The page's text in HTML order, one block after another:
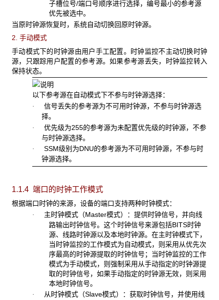
子槽位号/端口号顺序进行选择，编号最小的参考源
优先被选中。
当原时钟源恢复时，系统自动切换回原时钟源。
2. 手动模式
手动模式下的时钟源由用户手工配置。时钟监控不主动切换时钟
源，只跟踪用户配置的参考源。如果参考源丢失，时钟监控转入
保持状态。
以下参考源在自动模式下不参与时钟源选择：
· 信号丢失的参考源为不可用时钟源，不参与时钟源选
择。
· 优先级为255的参考源为未配置优先级的时钟源，不参
与时钟源选择。
· SSM级别为DNU的参考源为不可用时钟源，不参与时
钟源选择。
1.1.4 端口的时钟工作模式
根据端口时钟的来源，设备的端口支持两种时钟模式：
· 主时钟模式（Master模式）：提供时钟信号，并向线
路输出时钟信号。这个时钟信号来源包括BITS时钟
源、线路时钟源以及本地时钟源。在主时钟模式下，
当时钟监控的工作模式为自动模式，则采用从优先次
序最高的时钟源提取的时钟信号；当时钟监控的工作
模式为手动模式，则强制采用从手动指定的时钟源提
取的时钟信号，如果手动指定的时钟源无效，则采用
本地时钟信号。
· 从时钟模式（Slave模式）：获取时钟信号，并使用线